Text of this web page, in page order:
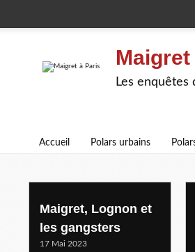
Les enquêtes
Accueil Polars urbains
1952
Maigret, Lognon et
les gangsters
17 Mai 2023